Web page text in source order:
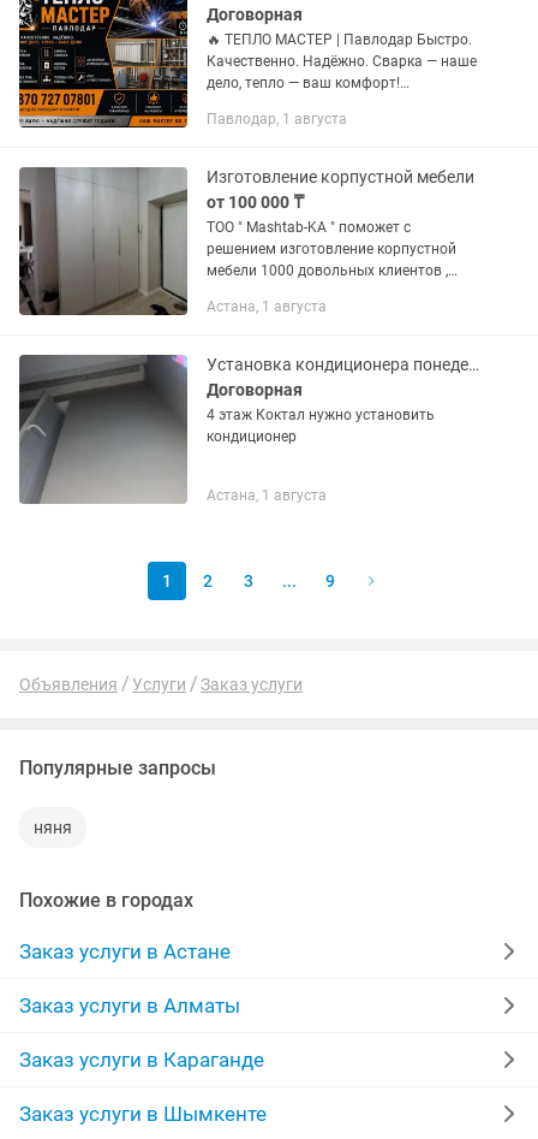
Договорная
🔥 ТЕПЛО МАСТЕР | Павлодар Быстро.
Качественно. Надёжно. Сварка — наше
дело, тепло — ваш комфорт!
по сварке и монтажу систем отопления
Павлодар, 1 августа
Изготовление корпустной мебели
от 100 000 ₸
ТОО " Mashtab-KA " поможет с
решением изготовление корпустной
мебели 1000 довольных клиентов ,
имеется рассрочка через Халык банк
Астана, 1 августа
Установка кондиционера понедельник
Договорная
4 этаж Коктал нужно установить
кондиционер
Астана, 1 августа
1 2 3 ... 9
Объявления Услуги Заказ услуги
Популярные запросы
няня
Похожие в городах
Заказ услуги в Астане
Заказ услуги в Алматы
Заказ услуги в Караганде
Заказ услуги в Шымкенте